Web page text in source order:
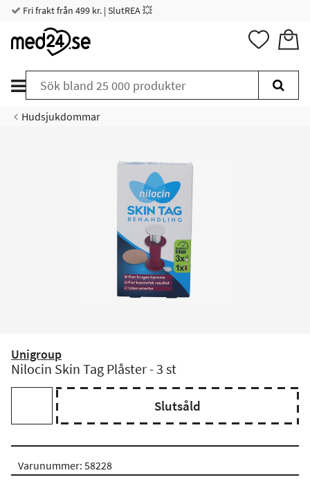
Fri frakt från 499 kr. | SlutREA 💥
Hudsjukdommar
Unigroup
Nilocin Skin Tag Plåster - 3 st
Slutsåld
Varunummer: 58228